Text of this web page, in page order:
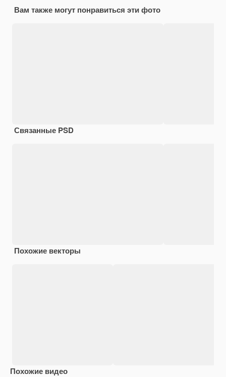
Вам также могут понравиться эти фото
Связанные PSD
Похожие векторы
Похожие видео